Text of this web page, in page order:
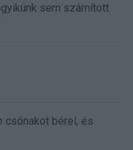
sem számított
csónakot bérel, és